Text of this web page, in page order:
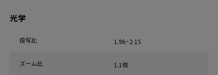
光学
投写比 1.96~2.15
ズーム比 1.1倍